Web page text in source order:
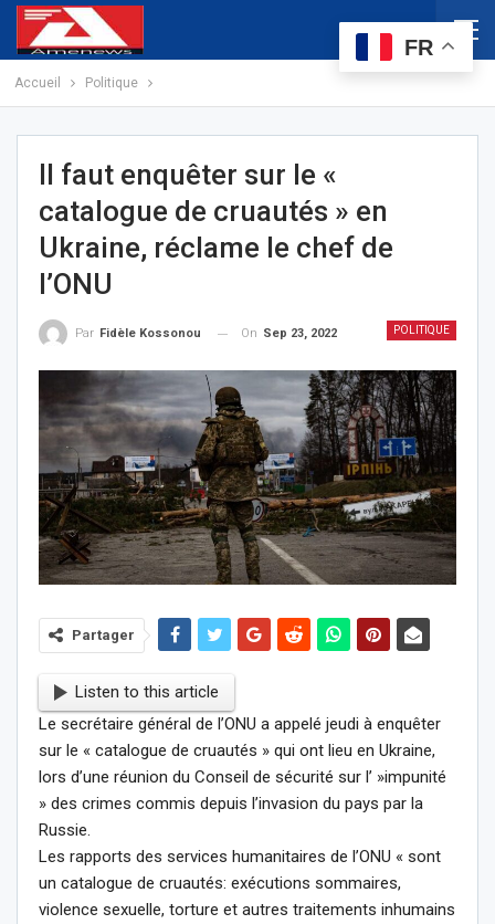
Accueil Politique
Il faut enquêter sur le «
catalogue de cruautés » en
Ukraine, réclame le chef de
l’ONU
POLITIQUE
Par Fidèle Kossonou On Sep 23, 2022
Partager
Listen to this article
Le secrétaire général de l’ONU a appelé jeudi à enquêter
sur le « catalogue de cruautés » qui ont lieu en Ukraine,
lors d’une réunion du Conseil de sécurité sur l’ »impunité
» des crimes commis depuis l’invasion du pays par la
Russie.
Les rapports des services humanitaires de l’ONU « sont
un catalogue de cruautés: exécutions sommaires,
violence sexuelle, torture et autres traitements inhumains
FR